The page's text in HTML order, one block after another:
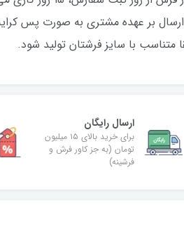
بر عهده مشتری به صورت پس
متناسب با سایز فرشتان تولید شود.
ارسال رایگان
برای خرید بالای ۱۵ میلیون
تومان (به جز کاور فرش و
فرشینه)